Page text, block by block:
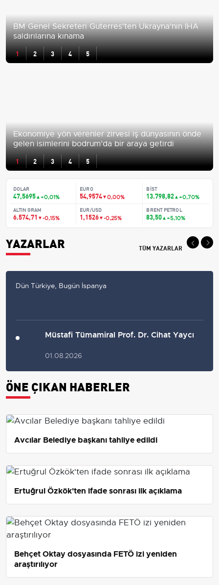
BM Genel Sekreteri Guterres'ten Ukrayna'nın İHA
saldırılarına kınama
1 2 3 4 5
Ekonomiye yön verenler zirvesi iş dünyasının önde
gelen isimlerini bodrum’da bir araya getirdi
1 2 3 4 5
DOLAR
47,5695▲+0,01%
EURO
54,9574▼0,00%
BIST
13.798,82▲+0,70%
ALTIN GRAM
6.574,71 ▼-0,15%
EUR/USD
1,1526▼-0,25%
BRENT PETROL
83,50▲+5,10%
YAZARLAR TÜM YAZARLAR
Dün Türkiye, Bugün İspanya
Müstafi Tümamiral Prof. Dr. Cihat Yaycı
01.08.2026
ÖNE ÇIKAN HABERLER
Avcılar Belediye başkanı tahliye edildi
Ertuğrul Özkök'ten ifade sonrası ilk açıklama
Behçet Oktay dosyasında FETÖ izi yeniden
araştırılıyor